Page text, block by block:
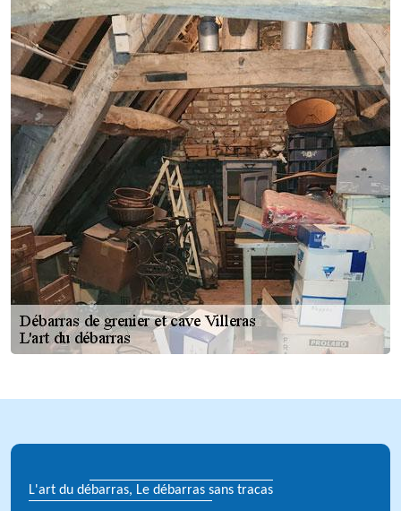
L'art du débarras, Le débarras sans tracas